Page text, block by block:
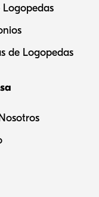
Logopedas
de Logopedas